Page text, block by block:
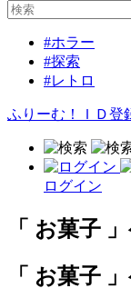
#ホラー
#探索
#レトロ
ふりーむ！ＩＤ登
ログイン
「 お菓子
「 お菓子